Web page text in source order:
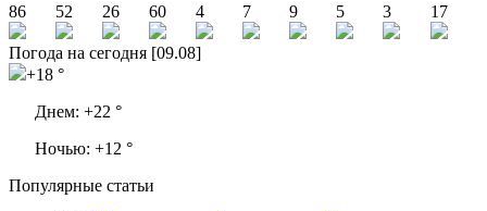
86
52 26 60 4 7 9 5 3 17
Погода на сегодня [09.08]
+18 °
Днем: +22 °
Ночью: +12 °
Популярные статьи